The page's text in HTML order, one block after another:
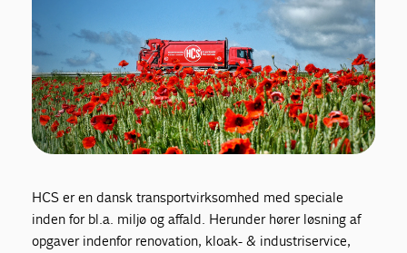
ARI's ESG kodeks
HCS er en dansk transportvirksomhed med speciale
inden for bl.a. miljø og affald. Herunder hører løsning af
opgaver indenfor renovation, kloak- & industriservice,